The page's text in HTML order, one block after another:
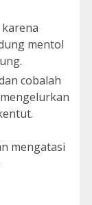
mentol
cobalah
mengatasi